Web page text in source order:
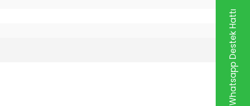
Whatsapp Destek Hattı